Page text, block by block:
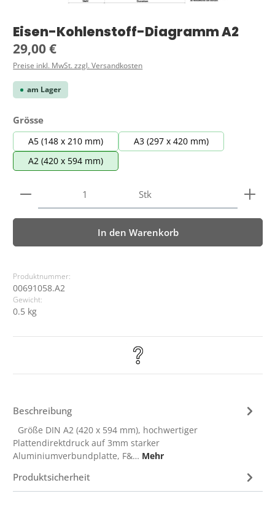
Eisen-Kohlenstoff-Diagramm A2
Regulärer Preis:
29,00 €
Preise inkl. MwSt. zzgl. Versandkosten
am Lager
Grösseauswählen
A5 (148 x 210 mm)
A3 (297 x 420 mm)
A2 (420 x 594 mm)
Produkt Anzahl: Gib den gewünschten Wert ein
Stk
In den Warenkorb
Produktnummer:
00691058.A2
Gewicht:
0.5 kg
Beschreibung
Größe DIN A2 (420 x 594 mm), hochwertiger
Plattendirektdruck auf 3mm starker
Aluminiumverbundplatte, F&… Mehr
Produktsicherheit